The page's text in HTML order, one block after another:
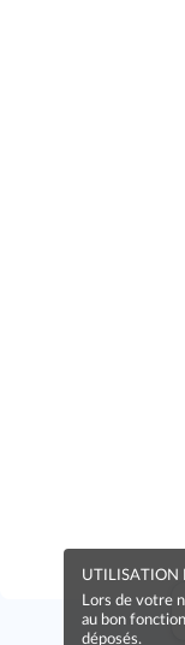
UTILISATION
Lors de votre
au bon
déposés.